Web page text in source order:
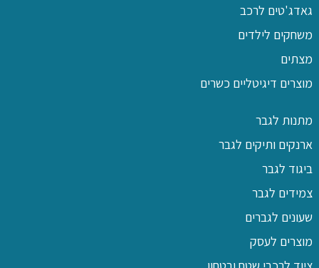
גאדג'טים לרכב
משחקים לילדים
מצתים
מוצרים דיגיטליים כשרים
מתנות לגבר
ארנקים ותיקים לגבר
ביגוד לגבר
צמידים לגבר
שעונים לגברים
מוצרים לעסק